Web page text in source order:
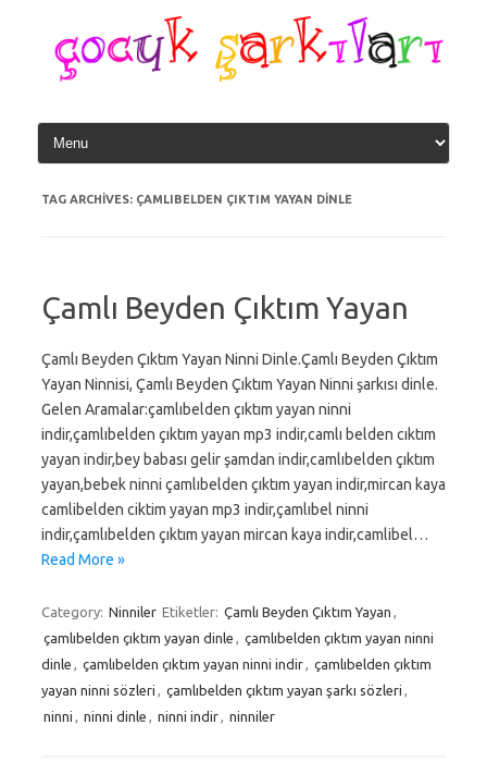
content
TAG ARCHIVES: ÇAMLIBELDEN ÇIKTIM YAYAN DINLE
Çamlı Beyden Çıktım Yayan
Çamlı Beyden Çıktım Yayan Ninni Dinle.Çamlı Beyden Çıktım
Yayan Ninnisi, Çamlı Beyden Çıktım Yayan Ninni şarkısı dinle.
Gelen Aramalar:çamlıbelden çıktım yayan ninni
indir,çamlıbelden çıktım yayan mp3 indir,camlı belden cıktım
yayan indir,bey babası gelir şamdan indir,camlıbelden çıktım
yayan,bebek ninni çamlıbelden çıktım yayan indir,mircan kaya
camlibelden ciktim yayan mp3 indir,çamlıbel ninni
indir,çamlıbelden çıktım yayan mircan kaya indir,camlibel…
Read More »
Category: Ninniler Etiketler: Çamlı Beyden Çıktım Yayan
çamlıbelden çıktım yayan dinle
çamlıbelden çıktım yayan ninni
dinle
çamlıbelden çıktım yayan ninni indir
çamlıbelden çıktım
yayan ninni sözleri
çamlıbelden çıktım yayan şarkı sözleri
ninni
ninni dinle ninni indir ninniler